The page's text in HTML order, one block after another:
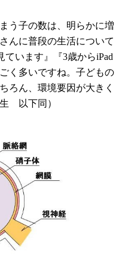
う子の数は、明らかに増
んに普段の生活について
ています』『3歳からiPad
く多いですね。子どもの
ろん、環境要因が大きく
以下同）